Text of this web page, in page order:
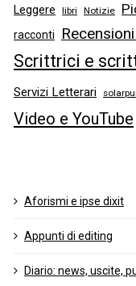
Leggere libri Notizie
racconti
Scrittrici e
Servizi Letterari
Video e YouTube
Aforismi e ipse dixit
Appunti di editing
Diario: news, uscite,